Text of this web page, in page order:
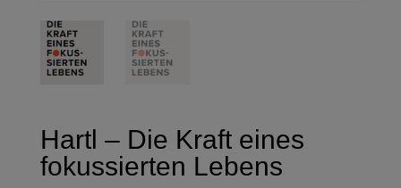
Hartl – Die Kraft eines
fokussierten Lebens